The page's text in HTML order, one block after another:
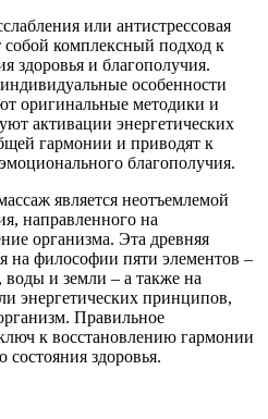
или антистрессовая
собой комплексный подход к
здоровья и благополучия.
особенности
оригинальные методики и
активации энергетических
гармонии и приводят к
благополучия.
является неотъемлемой
направленного на
организма. Эта древняя
на философии пяти элементов –
воды и земли – а также на
энергетических принципов,
Правильное
к восстановлению гармонии
здоровья.